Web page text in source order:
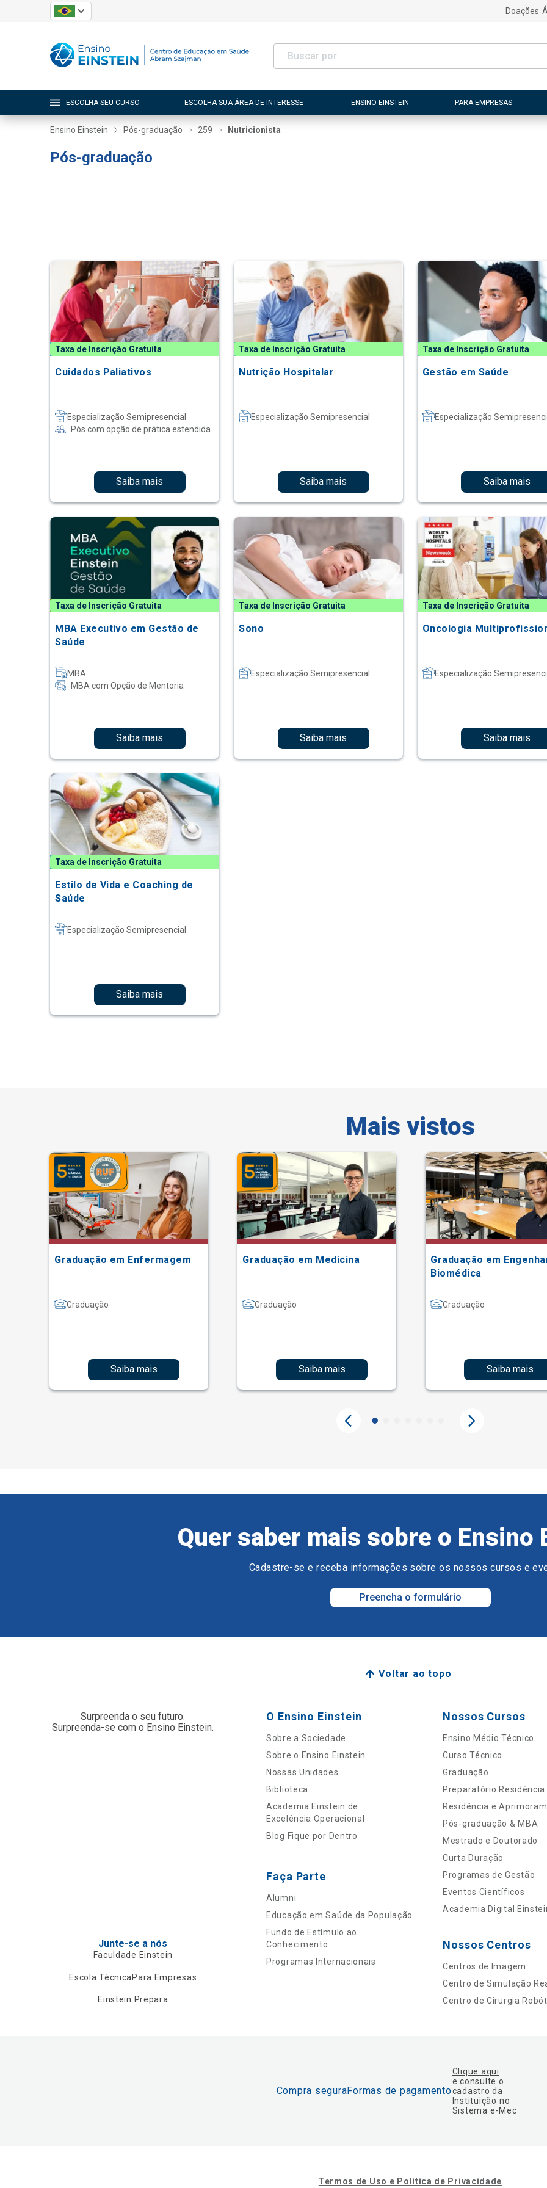
Doações
ESCOLHA SEU CURSO ESCOLHA SUA ÁREA DE INTERESSE ENSINO EINSTEIN PARA EMPRESAS
Ensino Einstein Pós-graduação 259 Nutricionista
Pós-graduação
Taxa de Inscrição Gratuita
Cuidados Paliativos
Especialização Semipresencial
Pós com opção de prática estendida
Saiba mais
Taxa de Inscrição Gratuita
Nutrição Hospitalar
Especialização Semipresencial
Saiba mais
Taxa de Inscrição Gratuita
Gestão em Saúde
Especialização
Saiba mais
Taxa de Inscrição Gratuita
MBA Executivo em Gestão de
Saúde
MBA
MBA com Opção de Mentoria
Saiba mais
Taxa de Inscrição Gratuita
Sono
Especialização Semipresencial
Saiba mais
Taxa de Inscrição Gratuita
Oncologia
Especialização
Saiba mais
Taxa de Inscrição Gratuita
Estilo de Vida e Coaching de
Saúde
Especialização Semipresencial
Saiba mais
Mais vistos
Graduação em Enfermagem
Graduação
Saiba mais
Graduação em Medicina
Graduação
Saiba mais
Graduação em
Biomédica
Graduação
Saiba mais
Quer saber mais sobre o Ensino
Cadastre-se e receba informações sobre os nossos cursos e
Preencha o formulário
Voltar ao topo
Surpreenda o seu futuro.
Surpreenda-se com o Ensino Einstein.
Junte-se a nós
Faculdade Einstein
Escola TécnicaPara Empresas
Einstein Prepara
O Ensino Einstein
Sobre a Sociedade
Sobre o Ensino Einstein
Nossas Unidades
Biblioteca
Academia Einstein de
Excelência Operacional
Blog Fique por Dentro
Faça Parte
Alumni
Educação em Saúde da População
Fundo de Estímulo ao
Conhecimento
Programas Internacionais
Nossos Cursos
Ensino Médio Técnico
Curso Técnico
Graduação
Preparatório Residência
Residência e
Pós-graduação & MBA
Mestrado e Doutorado
Curta Duração
Programas de Gestão
Eventos Científicos
Academia Digital
Nossos Centros
Centros de Imagem
Centro de Simulação
Centro de Cirurgia
Compra seguraFormas de pagamento
Clique aqui
e consulte o
cadastro da
Instituição no
Sistema e-Mec
Termos de Uso e Política de Privacidade